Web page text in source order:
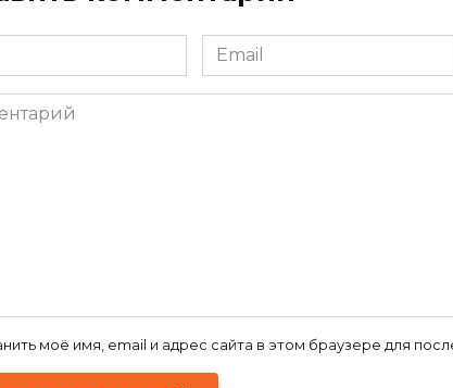
Email
*
моё имя, email и адрес сайта в этом браузере для